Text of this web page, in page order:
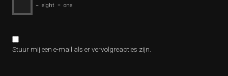
− eight = one
Stuur mij een e-mail als er vervolgreacties zijn.